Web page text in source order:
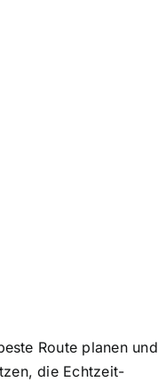
Route planen
die Echtzeit-